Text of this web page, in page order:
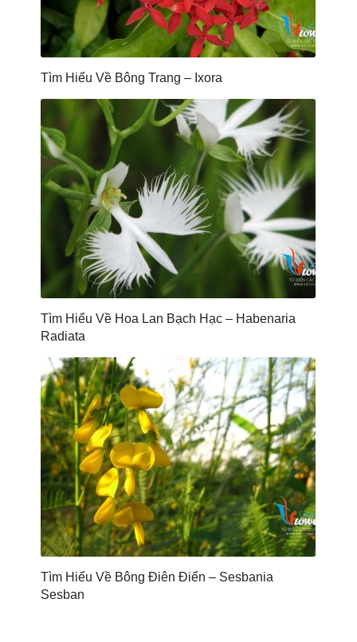
Tìm Hiểu Về Bông Trang – Ixora
Tìm Hiểu Về Hoa Lan Bạch Hạc – Habenaria
Radiata
Tìm Hiểu Về Bông Điên Điển – Sesbania
Sesban